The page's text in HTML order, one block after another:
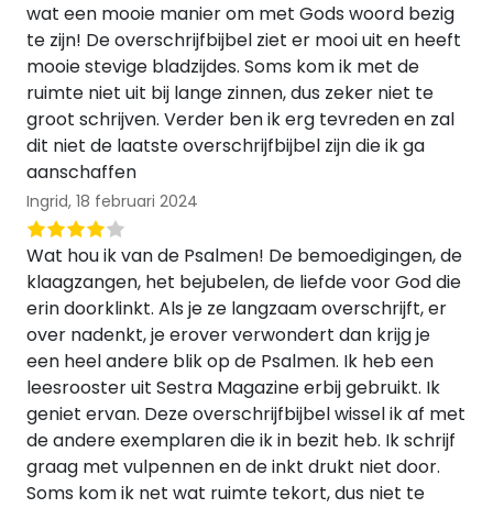
wat een mooie manier om met Gods woord bezig
te zijn! De overschrijfbijbel ziet er mooi uit en heeft
mooie stevige bladzijdes. Soms kom ik met de
ruimte niet uit bij lange zinnen, dus zeker niet te
groot schrijven. Verder ben ik erg tevreden en zal
dit niet de laatste overschrijfbijbel zijn die ik ga
aanschaffen
Ingrid, 18 februari 2024
Wat hou ik van de Psalmen! De bemoedigingen, de
klaagzangen, het bejubelen, de liefde voor God die
erin doorklinkt. Als je ze langzaam overschrijft, er
over nadenkt, je erover verwondert dan krijg je
een heel andere blik op de Psalmen. Ik heb een
leesrooster uit Sestra Magazine erbij gebruikt. Ik
geniet ervan. Deze overschrijfbijbel wissel ik af met
de andere exemplaren die ik in bezit heb. Ik schrijf
graag met vulpennen en de inkt drukt niet door.
Soms kom ik net wat ruimte tekort, dus niet te